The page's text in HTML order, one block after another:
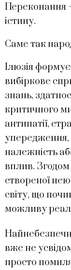
Переконання
істину.
Саме так
Ілюзія
вибіркове
знань,
критичного
антипатії,
упередження,
належність
вплив.
створеної
світу, що
можливу
вже не
просто